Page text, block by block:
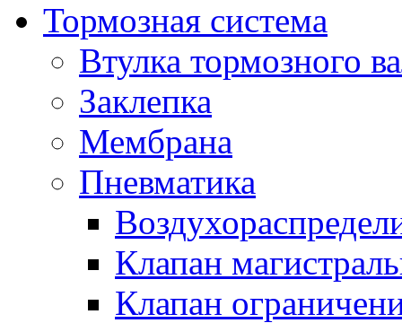
Тормозная система
Втулка тормозного
Заклепка
Мембрана
Пневматика
Клапан
Клапан